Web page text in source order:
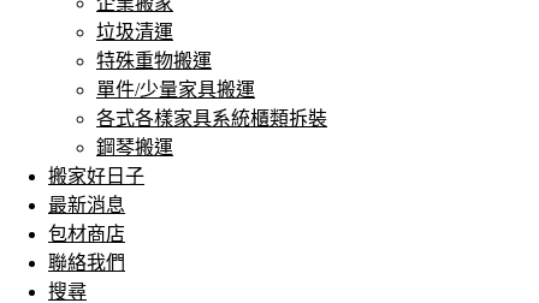
垃圾清運
特殊重物搬運
單件/少量家具搬運
各式各樣家具系統櫃類拆裝
鋼琴搬運
搬家好日子
最新消息
包材商店
聯絡我們
搜尋